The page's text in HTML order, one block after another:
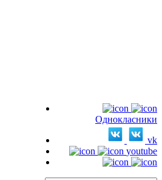
Однокласники
vk
youtube